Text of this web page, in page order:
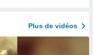
Plus de vidéos